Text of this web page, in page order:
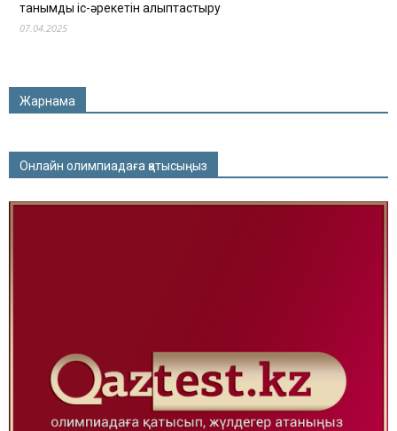
танымдық іс-әрекетін қалыптастыру
07.04.2025
Жарнама
Онлайн олимпиадаға қатысыңыз